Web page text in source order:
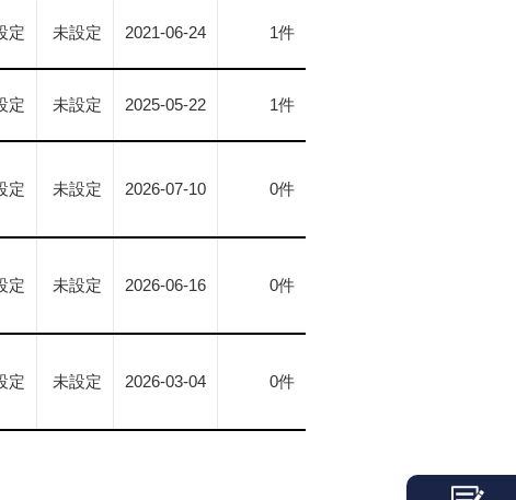
定 未設定 2021-06-24 1件
定 未設定 2025-05-22 1件
定 未設定 2026-07-10 0件
定 未設定 2026-06-16 0件
定 未設定 2026-03-04 0件